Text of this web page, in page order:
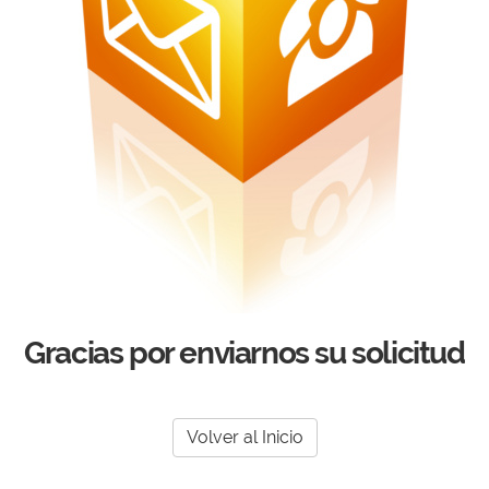
Gracias por enviarnos su solicitud
Volver al Inicio